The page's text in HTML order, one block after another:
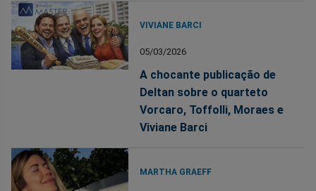
VIVIANE BARCI
05/03/2026
A chocante publicação de
Deltan sobre o quarteto
Vorcaro, Toffolli, Moraes e
Viviane Barci
MARTHA GRAEFF